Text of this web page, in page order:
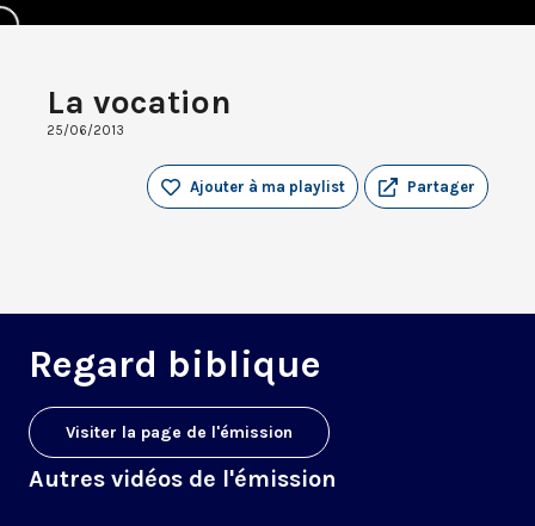
La vocation
25/06/2013
Partager
Ajouter à ma playlist
Regard biblique
Visiter la page de l'émission
Autres vidéos de l'émission